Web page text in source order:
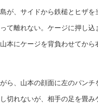
が、サイドから鉄槌とヒザ
て離れない。ケージに押し
本にケージを背負わせてか
ら、山本の顔面に左のパン
切れないが、相手の足を畳